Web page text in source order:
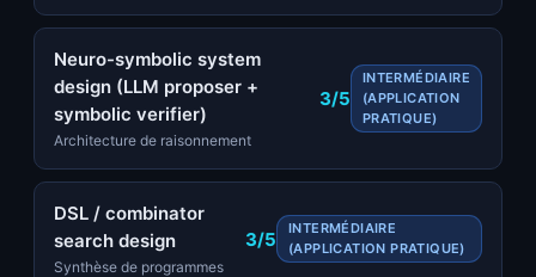
Neuro-symbolic system
design (LLM proposer +
symbolic verifier)
Architecture de raisonnement
3/5
INTERMÉDIAIRE
(APPLICATION
PRATIQUE)
DSL / combinator
search design
Synthèse de programmes
3/5
INTERMÉDIAIRE
(APPLICATION PRATIQUE)